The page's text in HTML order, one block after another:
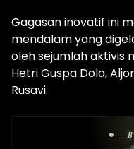
Gagasan inovatif ini
mendalam yang
oleh sejumlah aktivis
Hetri Guspa Dola,
Rusavi.
—